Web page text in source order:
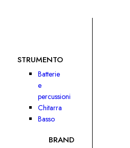
STRUMENTO
Batterie
e
percussioni
Chitarra
Basso
BRAND